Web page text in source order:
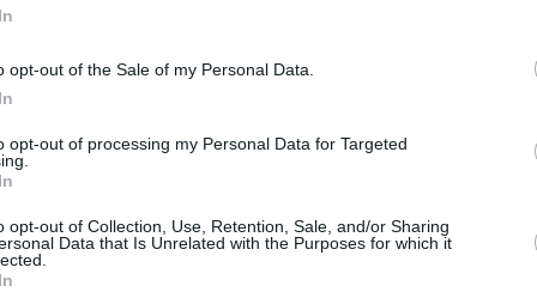
opt-out of the Sale of my Personal Data.
opt-out of processing my Personal Data for Targeted
opt-out of Collection, Use, Retention, Sale, and/or Sharing
Data that Is Unrelated with the Purposes for which it
στοProtothema.gr
Ειδήσεις